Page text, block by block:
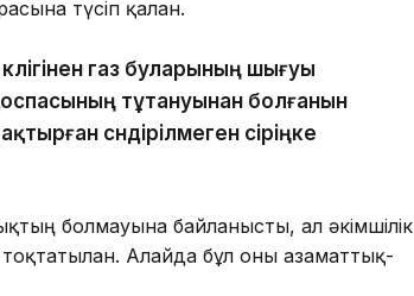
түсіп қалған.
газ буларының шығуы
тұтануынан болғанын
сөндірілмеген сіріңке
болмауына байланысты, ал әкімшілік
тоқтатылған. Алайда бұл оны азаматтық-